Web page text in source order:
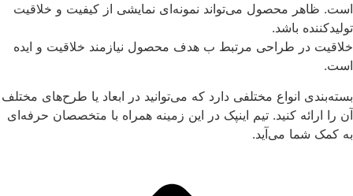
است. ظاهر محصول می‌تواند نمونه‌ای نمایشی از کیفیت و خلاقیت
تولیدکننده باشد.
خلاقیت در طراحی مرتبط ب هدف محصول نیازمند خلاقیت و ایده
است.
بسته‌بندی انواع مختلفی دارد که می‌توانید در ابعاد یا طرح‌های مختلف
آن را ارائه کنید. تیم اینپک در این زمینه همراه با متخصصان حرفه‌ای
به کمک شما می‌آید.